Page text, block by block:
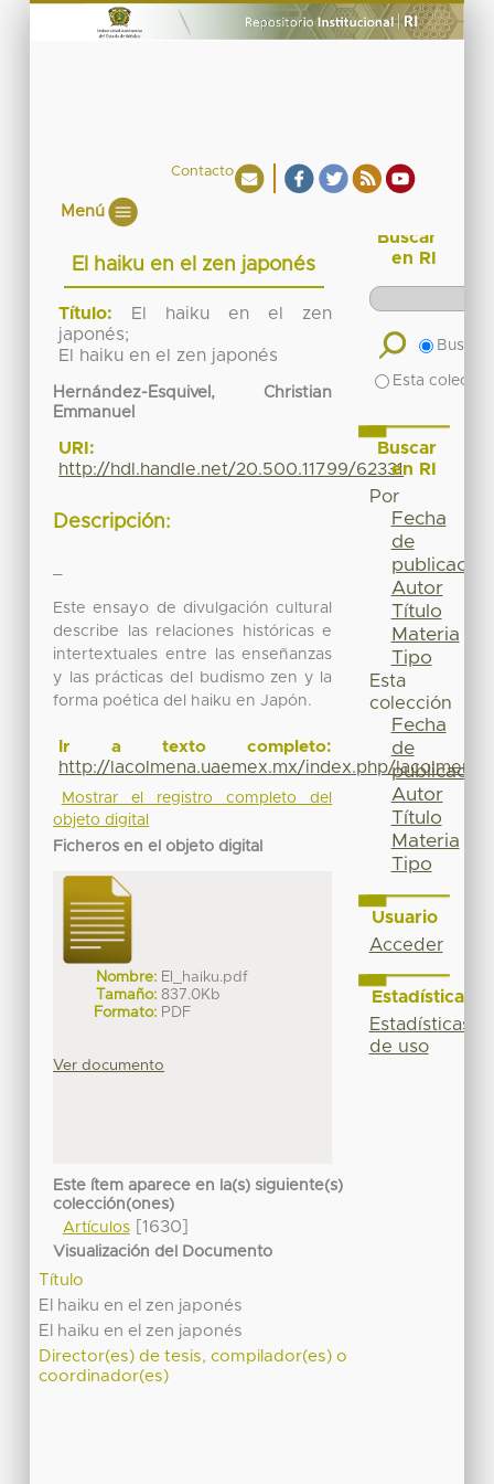
Contacto
Menú
El haiku en el zen japonés
Título:
El haiku en el zen
japonés;
El haiku en el zen japonés
Hernández-Esquivel, Christian
Emmanuel
URI:
http://hdl.handle.net/20.500.11799/62331
Descripción:
Este ensayo de divulgación cultural
describe las relaciones históricas e
intertextuales entre las enseñanzas
y las prácticas del budismo zen y la
forma poética del haiku en Japón.
Ir a texto completo:
http://lacolmena.uaemex.mx/index.php/
Mostrar el registro completo del
objeto digital
Ficheros en el objeto digital
Nombre: El_haiku.pdf
Tamaño: 837.0Kb
Formato: PDF
Ver documento
Este ítem aparece en la(s) siguiente(s)
colección(ones)
Artículos[1630]
Visualización del Documento
Título
El haiku en el zen japonés
El haiku en el zen japonés
Director(es) de tesis, compilador(es) o
coordinador(es)
Buscar
en RI
Buscar
Esta
Buscar
en RI
Por
Fecha
de
publicación
Autor
Título
Materia
Tipo
Esta
colección
Fecha
de
publicación
Autor
Título
Materia
Tipo
Usuario
Acceder
Estadísticas
Estadísticas
de uso